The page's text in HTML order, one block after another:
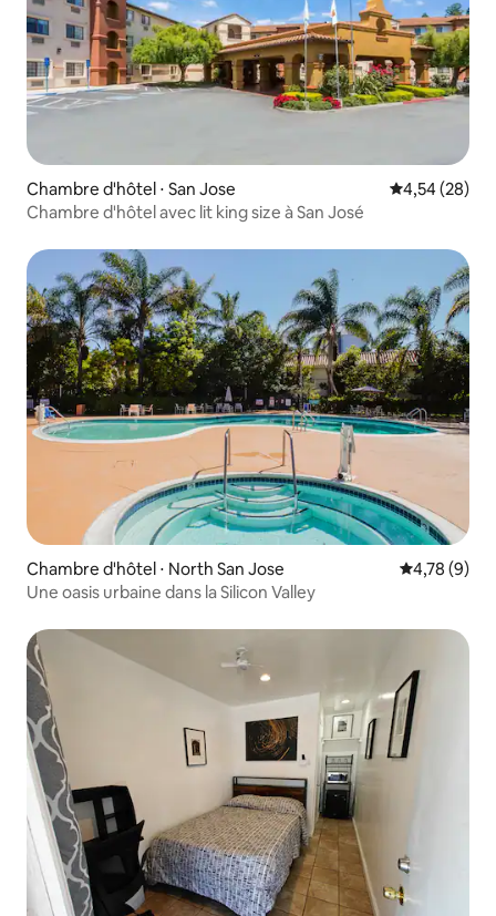
Chambre d'hôtel ⋅ San Jose Évaluation
4,54 (28)
Chambre d'hôtel avec lit king size à San José
Chambre d'hôtel ⋅ North San Jose Évaluation
4,78 (9)
Une oasis urbaine dans la Silicon Valley